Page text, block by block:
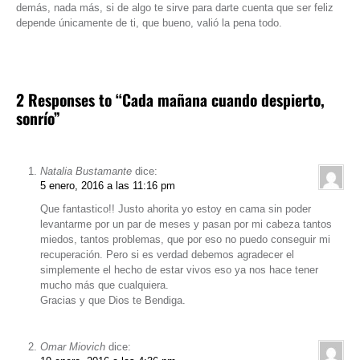
demás, nada más, si de algo te sirve para darte cuenta que ser feliz
depende únicamente de ti, que bueno, valió la pena todo.
2 Responses to “Cada mañana cuando despierto,
sonrío”
Natalia Bustamante dice:
5 enero, 2016 a las 11:16 pm
Que fantastico!! Justo ahorita yo estoy en cama sin poder
levantarme por un par de meses y pasan por mi cabeza tantos
miedos, tantos problemas, que por eso no puedo conseguir mi
recuperación. Pero si es verdad debemos agradecer el
simplemente el hecho de estar vivos eso ya nos hace tener
mucho más que cualquiera.
Gracias y que Dios te Bendiga.
Omar Miovich dice: